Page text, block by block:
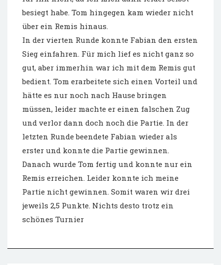
besiegt habe. Tom hingegen kam wieder nicht
über ein Remis hinaus.
In der vierten Runde konnte Fabian den ersten
Sieg einfahren. Für mich lief es nicht ganz so
gut, aber immerhin war ich mit dem Remis gut
bedient. Tom erarbeitete sich einen Vorteil und
hätte es nur noch nach Hause bringen
müssen, leider machte er einen falschen Zug
und verlor dann doch noch die Partie. In der
letzten Runde beendete Fabian wieder als
erster und konnte die Partie gewinnen.
Danach wurde Tom fertig und konnte nur ein
Remis erreichen. Leider konnte ich meine
Partie nicht gewinnen. Somit waren wir drei
jeweils 2,5 Punkte. Nichts desto trotz ein
schönes Turnier